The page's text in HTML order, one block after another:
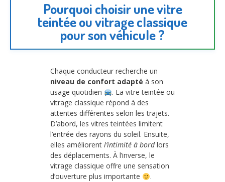
Pourquoi choisir une vitre
teintée ou vitrage classique
pour son véhicule ?
Chaque conducteur recherche un
niveau de confort adapté à son
usage quotidien
. La vitre teintée ou
vitrage classique répond à des
attentes différentes selon les trajets.
D’abord, les vitres teintées limitent
l’entrée des rayons du soleil. Ensuite,
elles améliorent l’intimité à bordlors
des déplacements. À l’inverse, le
vitrage classique offre une sensation
d’ouverture plus importante
.